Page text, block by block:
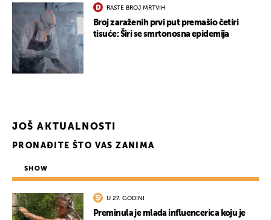
RASTE BROJ MRTVIH
Broj zaraženih prvi put premašio četiri
tisuće: Širi se smrtonosna epidemija
JOŠ AKTUALNOSTI
PRONAĐITE ŠTO VAS ZANIMA
SHOW
U 27. GODINI
Preminula je mlada influencerica koju je